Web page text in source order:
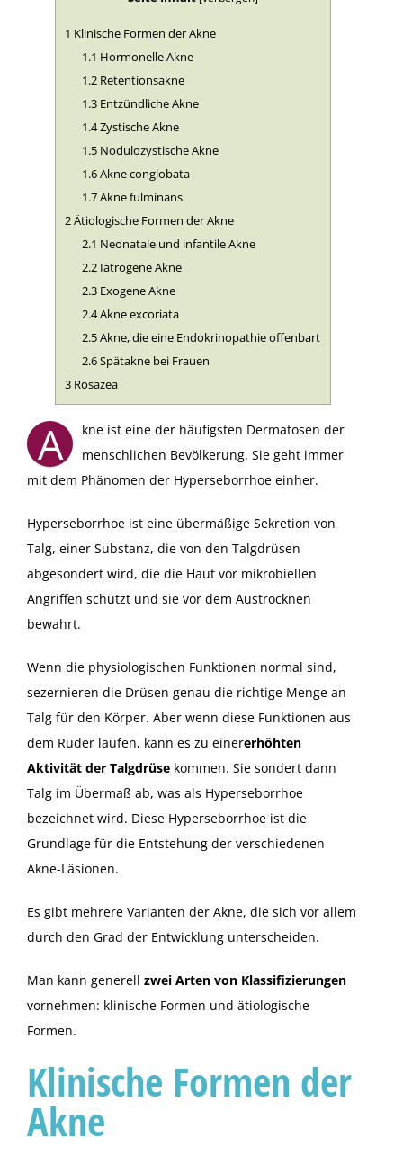
1 Klinische Formen der Akne
1.1 Hormonelle Akne
1.2 Retentionsakne
1.3 Entzündliche Akne
1.4Zystische Akne
1.5 Nodulozystische Akne
1.6Akne conglobata
1.7Akne fulminans
2Ätiologische Formen der Akne
2.1 Neonatale und infantile Akne
2.2 Iatrogene Akne
2.3 Exogene Akne
2.4Akne excoriata
2.5Akne, die eine Endokrinopathie offenbart
2.6Spätakne bei Frauen
3Rosazea
A
kne ist eine der häufigsten Dermatosen der
menschlichen Bevölkerung. Sie geht immer
mit dem Phänomen der Hyperseborrhoe einher.
Hyperseborrhoe ist eine übermäßige Sekretion von
Talg, einer Substanz, die von den Talgdrüsen
abgesondert wird, die die Haut vor mikrobiellen
Angriffen schützt und sie vor dem Austrocknen
bewahrt.
Wenn die physiologischen Funktionen normal sind,
sezernieren die Drüsen genau die richtige Menge an
Talg für den Körper. Aber wenn diese Funktionen aus
dem Ruder laufen, kann es zu einererhöhten
Aktivität der Talgdrüse kommen. Sie sondert dann
Talg im Übermaß ab, was als Hyperseborrhoe
bezeichnet wird. Diese Hyperseborrhoe ist die
Grundlage für die Entstehung der verschiedenen
Akne-Läsionen.
Es gibt mehrere Varianten der Akne, die sich vor allem
durch den Grad der Entwicklung unterscheiden.
Man kann generell zwei Arten von Klassifizierungen
vornehmen: klinische Formen und ätiologische
Formen.
Klinische Formen der
Akne